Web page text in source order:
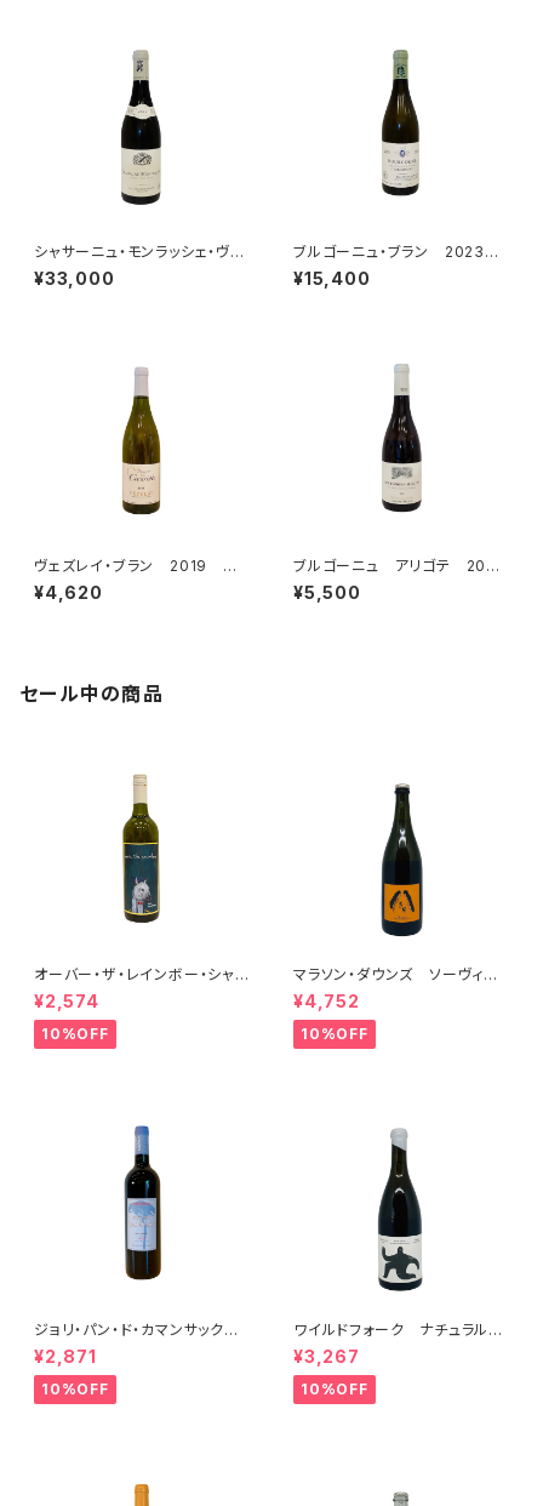
シャサーニュ・モンラッシェ・ヴィ
ラージュ・ブラン 2023 ドメ
ーヌ・ノエル・ラモネ
¥33,000
ブルゴーニュ・ブラン 2023
ドメーヌ・ジャン=クロード・ラモ
ネ
¥15,400
ヴェズレイ・ブラン 2019 ドメ
ーヌ・デ・クリオ
¥4,620
ブルゴーニュ アリゴテ 2021
ドメーヌ・アルロー
¥5,500
セール中の商品
オーバー・ザ・レインボー・シャル
ドネ(午) 2025
¥2,574
10%OFF
マラソン・ダウンズ ソーヴィニ
ヨン・ブラン ペティアンナチュ
ール 2022
¥4,752
10%OFF
ジョリ・パン・ド・カマンサック 2
018
¥2,871
10%OFF
ワイルドフォーク ナチュラル
シャルドネ 2023
¥3,267
10%OFF